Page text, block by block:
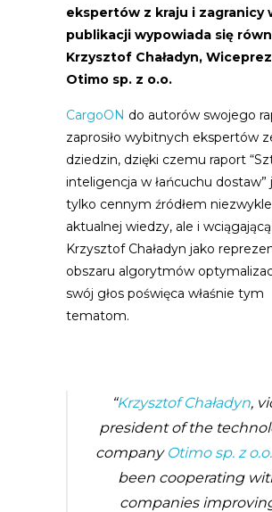
ekspertów z kraju i zagranicy
publikacji wypowiada się
Krzysztof Chaładyn,
Otimo sp. z o.o.
CargoON do autorów swojego
zaprosiło wybitnych ekspertów
dziedzin, dzięki czemu raport
inteligencja w łańcuchu dostaw”
tylko cennym źródłem niezwykle
aktualnej wiedzy, ale i
Krzysztof Chaładyn jako
obszaru algorytmów
swój głos poświęca właśnie tym
tematom.
“Krzysztof Chaładyn,
president of the
company Otimo sp. z o.o.
been cooperating
companies